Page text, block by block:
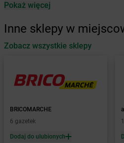
Żabka Antonie
Żabka Automat
Żabka Babica
Żabka Babimost
Żabka Baborów
Żabka Bachowice
Żabka Bądkowo
Żabka Bąków
Pokaż więcej
Inne sklepy w
Zobacz wszystkie sklepy
BRICOMARCHE
6 gazetek
Dodaj do ulubionych